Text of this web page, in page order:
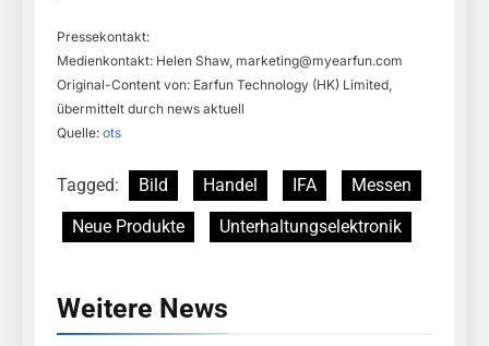
Pressekontakt:
Medienkontakt: Helen Shaw, marketing@myearfun.com
Original-Content von: Earfun Technology (HK) Limited,
übermittelt durch news aktuell
Quelle: ots
Tagged: Bild Handel IFA
Messen
Neue Produkte
Unterhaltungselektronik
Weitere News